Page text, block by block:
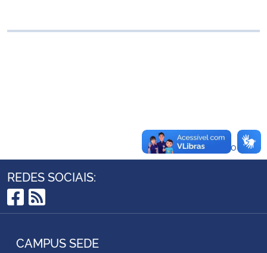
Controladoria-Geral da União
Voltar ao topo
REDES SOCIAIS:
Facebook
RSS
CAMPUS SEDE